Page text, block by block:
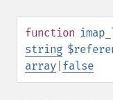
function
string
array false